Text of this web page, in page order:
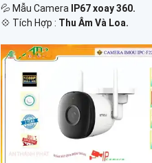
💦 Mẫu Camera
IP67 xoay 360.
️💠 Tích Hợp : Thu Âm Và Loa.